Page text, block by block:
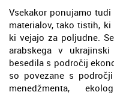
Vsekakor ponujamo
materialov, tako tistih,
ki vejajo za poljudne.
arabskega v
besedila s področij
so povezane s
menedžmenta,